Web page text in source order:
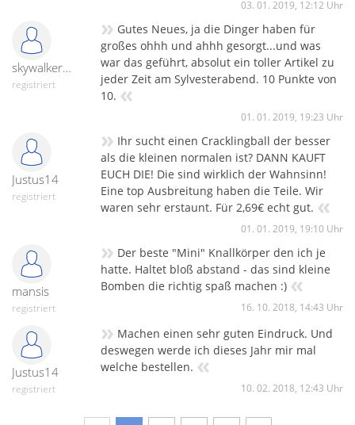
03. 01. 2019, 12:12 Uhr
skywalker007
registriert
» Gutes Neues, ja die Dinger haben für
großes ohhh und ahhh gesorgt...und was
war das geführt, absolut ein toller Artikel zu
jeder Zeit am Sylvesterabend. 10 Punkte von
10. «
01. 01. 2019, 19:23 Uhr
Justus14
registriert
» Ihr sucht einen Cracklingball der besser
als die kleinen normalen ist? DANN KAUFT
EUCH DIE! Die sind wirklich der Wahnsinn!
Eine top Ausbreitung haben die Teile. Wir
waren sehr erstaunt. Für 2,69€ echt gut. «
01. 01. 2019, 19:10 Uhr
mansis
registriert
» Der beste "Mini" Knallkörper den ich je
hatte. Haltet bloß abstand - das sind kleine
Bomben die richtig spaß machen :) «
16. 10. 2018, 14:43 Uhr
Justus14
registriert
» Machen einen sehr guten Eindruck. Und
deswegen werde ich dieses Jahr mir mal
welche bestellen. «
10. 02. 2018, 12:43 Uhr